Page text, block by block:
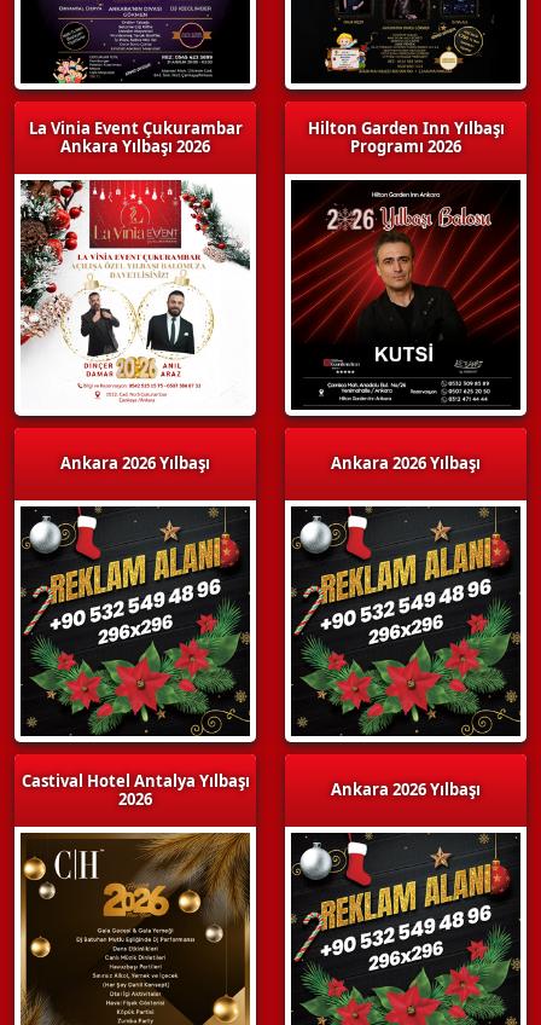
La Vinia Event Çukurambar
Ankara Yılbaşı 2026
Ankara 2026 Yılbaşı
Castival Hotel Antalya Yılbaşı
2026
Hilton Garden Inn Yılbaşı
Programı 2026
Ankara 2026 Yılbaşı
Ankara 2026 Yılbaşı